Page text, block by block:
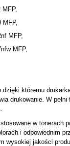
MFP,
MFP,
MFP,
MFP,
dzięki któremu
drukowanie. W
w tonerach
i odpowiednim
wysokiej jakości